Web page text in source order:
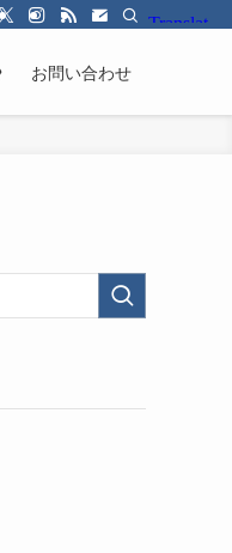
お問い合わせ